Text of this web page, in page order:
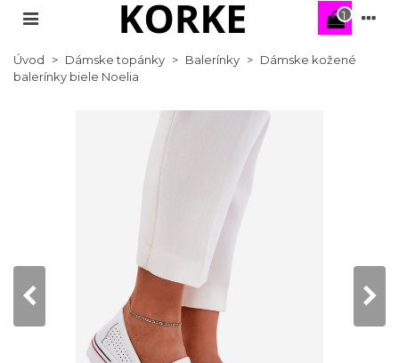
1
Úvod > Dámske topánky > Balerínky > Dámske kožené
balerínky biele Noelia